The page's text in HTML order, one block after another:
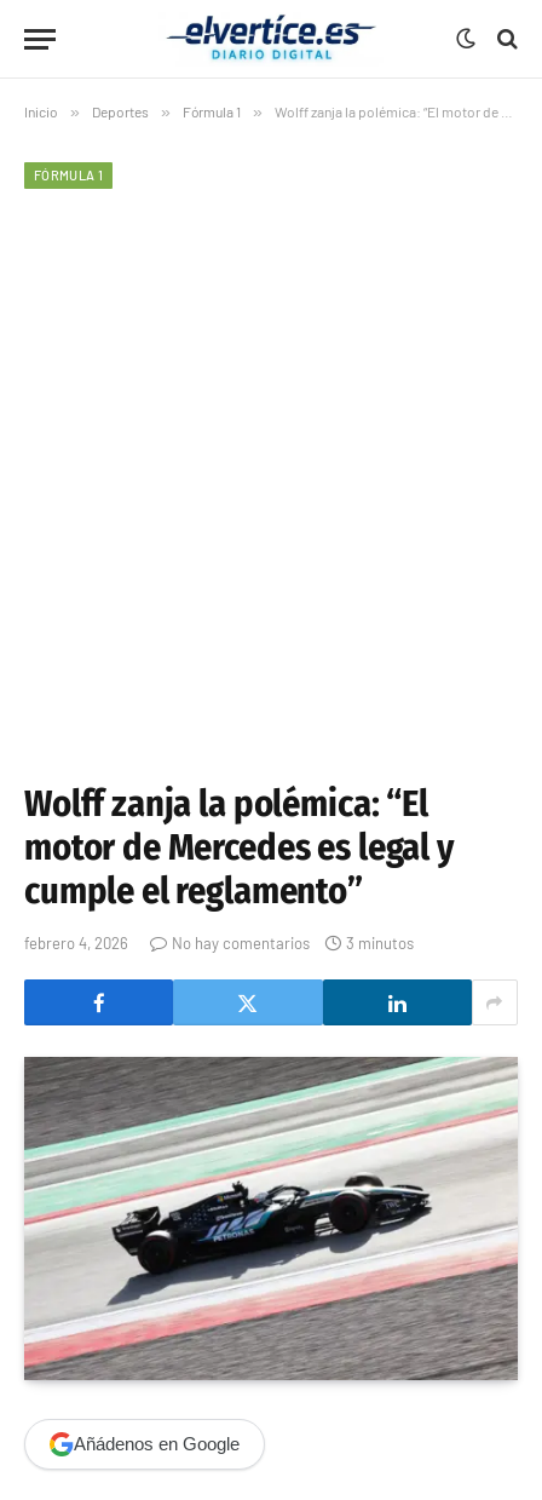
Inicio » Deportes » Fórmula 1 » Wolff zanja la polémica: “El motor de Mercedes es legal y cumple el reglamento”
FÓRMULA 1
Wolff zanja la polémica: “El
motor de Mercedes es legal y
cumple el reglamento”
febrero 4, 2026 No hay comentarios 3 minutos
Añádenos en Google